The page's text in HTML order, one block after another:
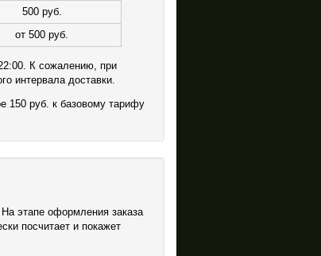
500 руб.
от 500 руб.
К сожалению, при
интервала доставки.
150 руб. к базовому тарифу
этапе оформления заказа
посчитает и покажет